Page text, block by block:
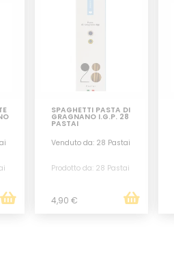
SPAGHETTI PASTA DI
GRAGNANO I.G.P. 28
PASTAI
Venduto da: 28 Pastai
Prodotto da: 28 Pastai
4,90 €